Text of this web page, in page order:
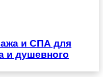
и СПА для
и душевного